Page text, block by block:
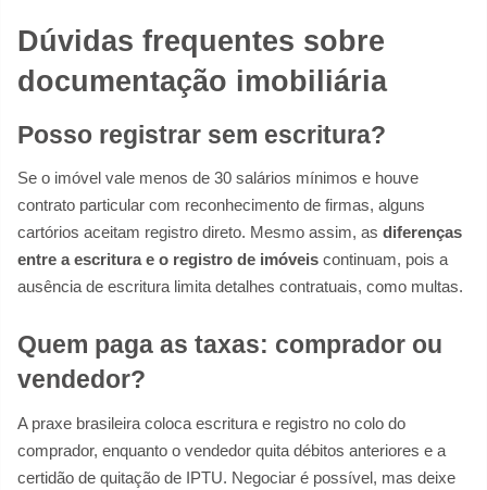
Dúvidas frequentes sobre
documentação imobiliária
Posso registrar sem escritura?
Se o imóvel vale menos de 30 salários mínimos e houve
contrato particular com reconhecimento de firmas, alguns
cartórios aceitam registro direto. Mesmo assim, as diferenças
entre a escritura e o registro de imóveis continuam, pois a
ausência de escritura limita detalhes contratuais, como multas.
Quem paga as taxas: comprador ou
vendedor?
A praxe brasileira coloca escritura e registro no colo do
comprador, enquanto o vendedor quita débitos anteriores e a
certidão de quitação de IPTU. Negociar é possível, mas deixe